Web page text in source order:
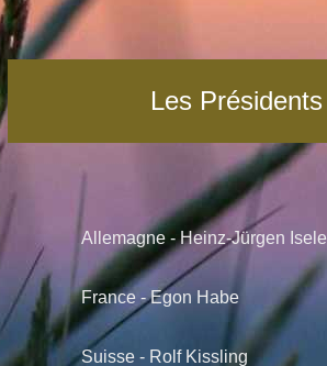
Les Présidents
Allemagne - Heinz-Jürgen Isele
France - Egon Habe
Suisse - Rolf Kissling